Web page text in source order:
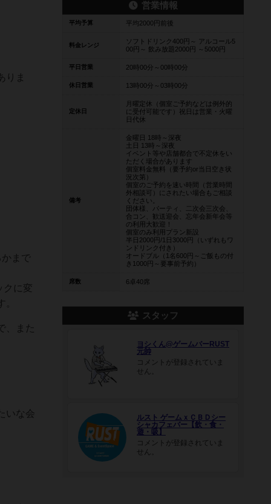
りま
まで
クに変
。
また
いな会
営業情報
平均予算 平均2000円前後
料金レンジ
ソフトドリンク400円～ アルコール5
00円～ 飲み放題2000円 ～5000円
平日営業 20時00分～00時00分
休日営業 13時00分～03時00分
定休日
月曜定休（個室ご予約などは例外的
に受付可能です）祝日は営業・火曜
日代休
備考
金曜日 18時～深夜
土日 13時～深夜
イベント等や店舗都合で不定休をい
ただく場合があります
個室料金無料（要予約or当日空き状
況次第）
個室のご予約を速い時間（営業時間
外相談可）にされたい場合もご相談
ください。
団体様、パーティ、二次会三次会、
合コン、歓送迎会、忘年会新年会等
の利用大歓迎！
個室のみ利用プラン新設
半日2000円/1日3000円（いずれもワ
ンドリンク付き）
オードブル（1名600円～ご飯もの付
き1000円～要事前予約）
席数 6卓40席
スタッフ
ヨシくん@ゲームバーRUST
元帥
コメントが登録されていま
せん。
ルスト ゲームｘＣＢＤシー
シャカフェバー【飲・食・
遊・吸】
コメントが登録されていま
せん。